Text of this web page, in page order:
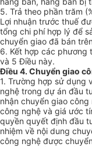
5. Trả theo phần trăm
Lợi nhuận trước thuế
tổng chi phí hợp lý để
chuyển giao đã bán
6. Kết hợp các phương
và 5 Điều này.
Điều 4. Chuyển giao
1. Trường hợp sử dụng
nghệ trong dự án đầu
nhận chuyển giao
công nghệ và giá ước
quyền quyết định đầu
nhiệm về nội dung
công nghệ được